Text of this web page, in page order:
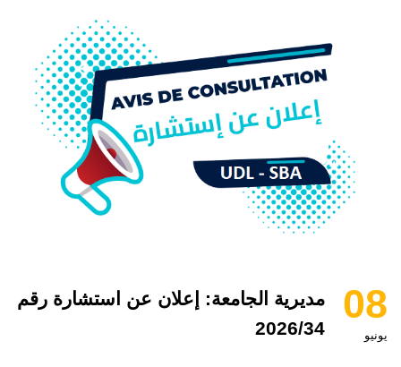
08
يونيو
مديرية الجامعة: إعلان عن استشارة رقم
2026/34